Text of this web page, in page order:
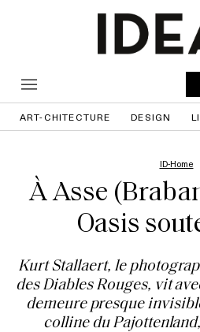
ART-CHITECTURE DESIGN
ID-Home
À Asse
Oasis
Kurt Stallaert, le
des Diables Rouges, vit
demeure presque
colline du